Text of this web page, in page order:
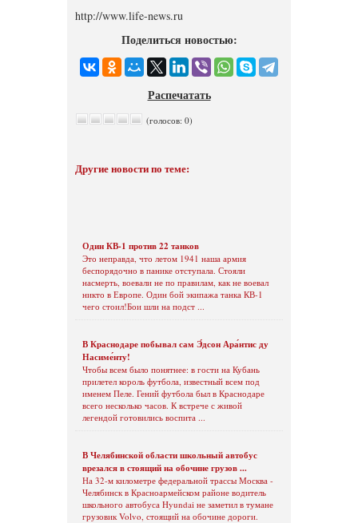
http://www.life-news.ru
Поделиться новостью:
Распечатать
(голосов: 0)
Другие новости по теме:
Один КВ-1 против 22 танков
Это неправда, что летом 1941 наша армия
беспорядочно в панике отступала. Стояли
насмерть, воевали не по правилам, как не воевал
никто в Европе. Один бой экипажа танка КВ-1
чего стоил!Бои шли на подст ...
В Краснодаре побывал сам Э́дсон Ара́нтис ду
Насиме́нту!
Чтобы всем было понятнее: в гости на Кубань
прилетел король футбола, известный всем под
именем Пеле. Гений футбола был в Краснодаре
всего несколько часов. К встрече с живой
легендой готовились воспита ...
В Челябинской области школьный автобус
врезался в стоящий на обочине грузов ...
На 32-м километре федеральной трассы Москва -
Челябинск в Красноармейском районе водитель
школьного автобуса Hyundai не заметил в тумане
грузовик Volvo, стоящий на обочине дороги.